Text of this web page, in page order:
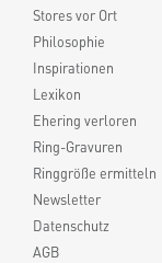
Stores vor Ort
Philosophie
Inspirationen
Lexikon
Ehering verloren
Ring-Gravuren
Ringgröße ermitteln
Newsletter
Datenschutz
AGB